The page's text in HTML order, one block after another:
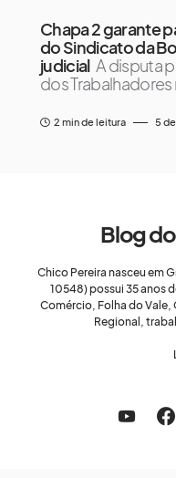
Chapa 2 garante
do Sindicato da
judicial A disputa
dos
2 min de leitura 5
Blog
Chico Pereira nasceu em
10548) possui 35 anos
Comércio, Folha do Vale,
Regional,